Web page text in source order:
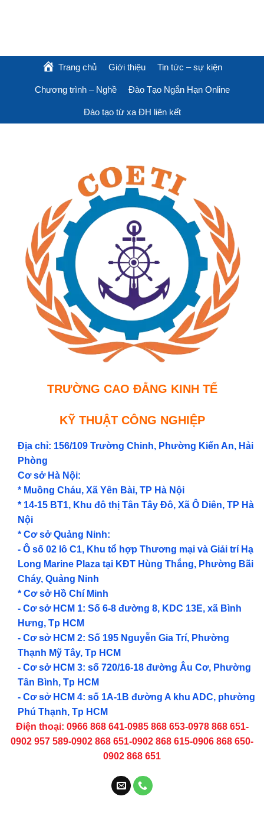
Trang chủ Giới thiệu Tin tức – sự kiện
Chương trình – Nghề Đào Tạo Ngắn Hạn Online
Đào tạo từ xa ĐH liên kết
TRƯỜNG CAO ĐẲNG KINH TẾ
KỸ THUẬT CÔNG NGHIỆP
Địa chỉ: 156/109 Trường Chinh, Phường Kiến An, Hải
Phòng
Cơ sở Hà Nội:
* Muồng Cháu, Xã Yên Bài, TP Hà Nội
* 14-15 BT1, Khu đô thị Tân Tây Đô, Xã Ô Diên, TP Hà
Nội
* Cơ sở Quảng Ninh:
- Ô số 02 lô C1, Khu tổ hợp Thương mại và Giải trí Hạ
Long Marine Plaza tại KĐT Hùng Thắng, Phường Bãi
Cháy, Quảng Ninh
* Cơ sở Hồ Chí Minh
- Cơ sở HCM 1: Số 6-8 đường 8, KDC 13E, xã Bình
Hưng, Tp HCM
- Cơ sở HCM 2: Số 195 Nguyễn Gia Trí, Phường
Thạnh Mỹ Tây, Tp HCM
- Cơ sở HCM 3: số 720/16-18 đường Âu Cơ, Phường
Tân Bình, Tp HCM
- Cơ sở HCM 4: số 1A-1B đường A khu ADC, phường
Phú Thạnh, Tp HCM
Điện thoại: 0966 868 641-0985 868 653-0978 868 651-
0902 957 589-0902 868 651-0902 868 615-0906 868 650-
0902 868 651